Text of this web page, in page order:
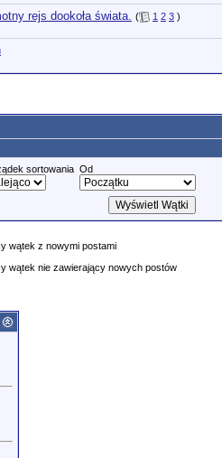
rejs dookoła świata. ( 1 2 3 )
sortowania Od
wątek z nowymi postami
wątek nie zawierający nowych postów